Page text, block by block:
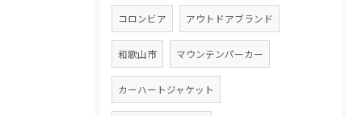
コロンビア アウトドアブランド
和歌山市 マウンテンパーカー
カーハートジャケット